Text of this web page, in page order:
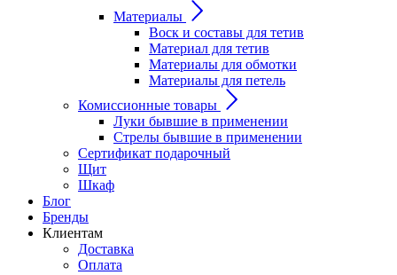
Материалы
Воск и составы для тетив
Материал для тетив
Материалы для обмотки
Материалы для петель
Комиссионные товары
Луки бывшие в применении
Стрелы бывшие в применении
Сертификат подарочный
Щит
Шкаф
Блог
Бренды
Клиентам
Доставка
Оплата